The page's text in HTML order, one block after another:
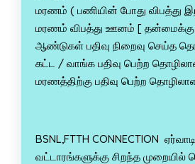
மரணம் ( பணியின் போது விபத்து
மரணம் விபத்து ஊனம் [ தன்மைக்கு
ஆண்டுகள் பதிவு நிறைவு செய்த
கட்ட / வாங்க பதிவு பெற்ற
மரணத்திற்கு பதிவு பெற்ற
BSNL,FTTH CONNECTION
வட்டாரங்களுக்கு சிறந்த முறையில்